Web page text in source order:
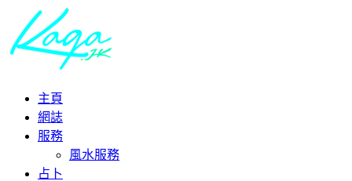
主頁
網誌
服務
風水服務
占卜